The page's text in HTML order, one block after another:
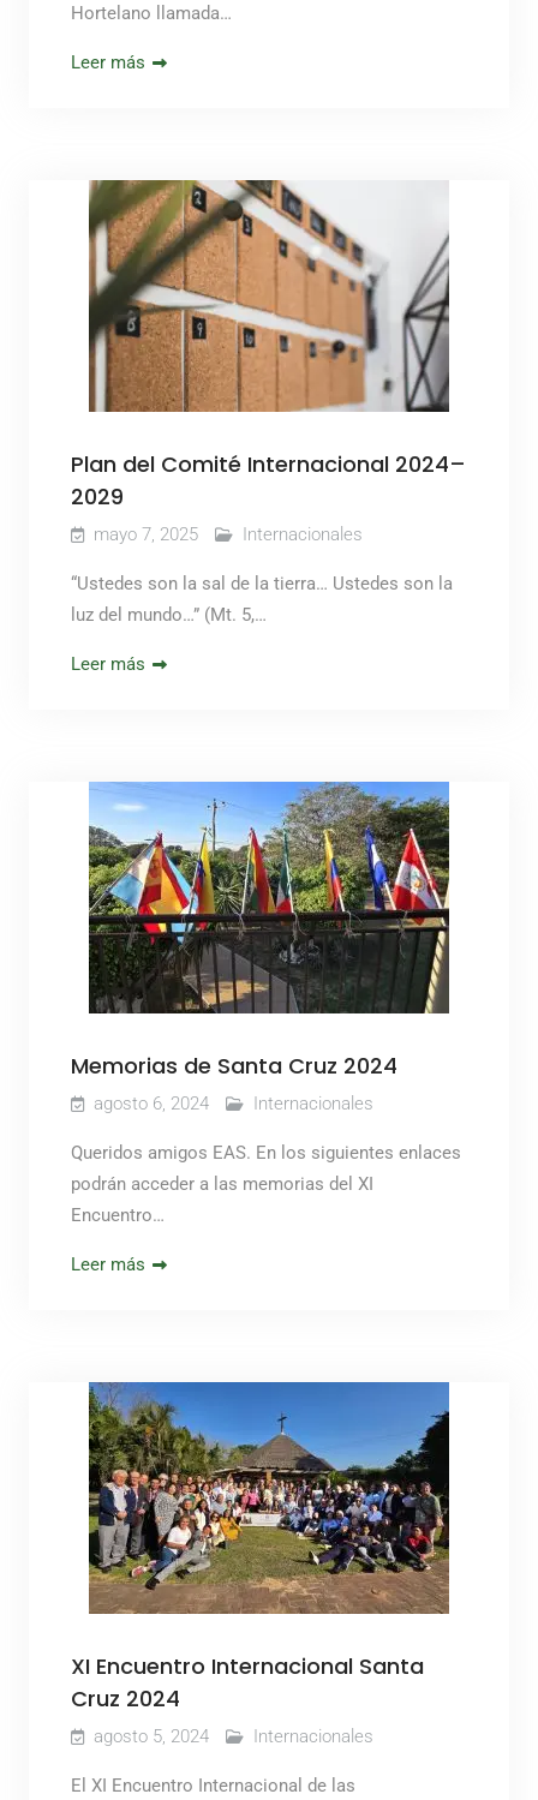
Hortelano llamada…
Leer más
Plan del Comité Internacional 2024–
2029
mayo 7, 2025 Internacionales
“Ustedes son la sal de la tierra… Ustedes son la
luz del mundo…” (Mt. 5,…
Leer más
Memorias de Santa Cruz 2024
agosto 6, 2024 Internacionales
Queridos amigos EAS. En los siguientes enlaces
podrán acceder a las memorias del XI
Encuentro…
Leer más
XI Encuentro Internacional Santa
Cruz 2024
agosto 5, 2024 Internacionales
El XI Encuentro Internacional de las